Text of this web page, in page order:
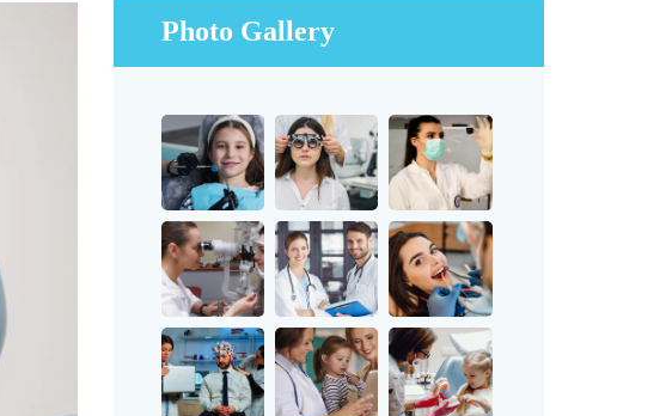
Photo Gallery